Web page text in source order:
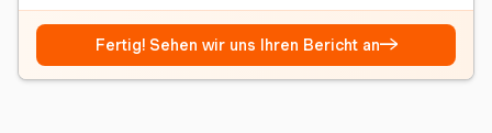
Fertig! Sehen wir uns Ihren Bericht an→